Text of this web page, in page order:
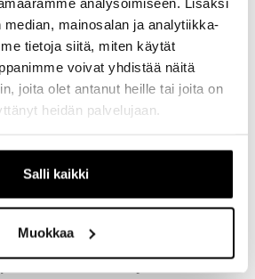
mainosalan ja analytiikka-
tietoja siitä, miten käytät
voivat yhdistää näitä
joita olet antanut heille tai joita on
heidän palvelujaan.
Salli kaikki
Muokkaa
Tuotearvostelut